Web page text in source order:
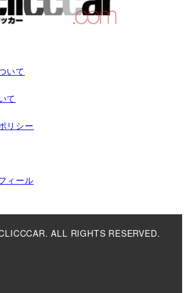
いて
て
リシー
ィール
ALL RIGHTS RESERVED.